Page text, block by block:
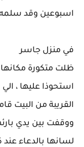
اسبوعين وقد سلمه
في منزل جاسر
ظلت متكورة
استحوذا عليها ،
القريبة من البيت
ووقفت بين يدي
لسانها بالدعاء